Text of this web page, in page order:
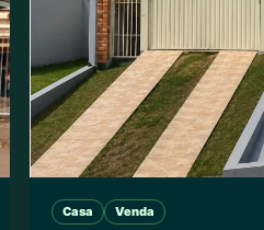
Casa Venda